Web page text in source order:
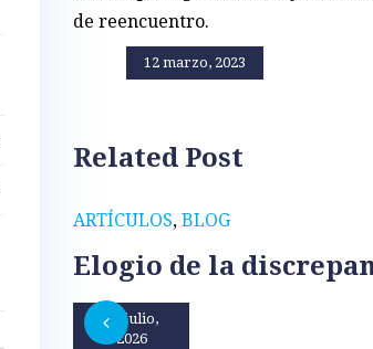
12 marzo, 2023
de reencuentro.
Related Post
ARTÍCULOS, BLOG
Elogio de la
31 julio,
2026